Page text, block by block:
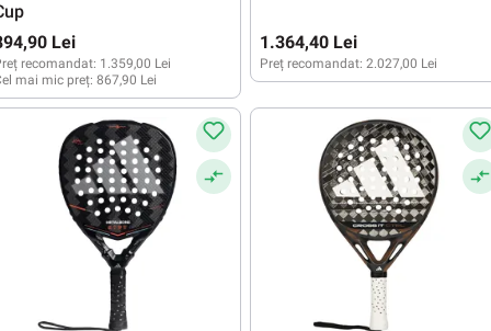
Lei
recomandat: 1.359,00 Lei
mai mic preț: 867,90 Lei
1.364,40 Lei
Preț recomandat: 2.027,00 Lei